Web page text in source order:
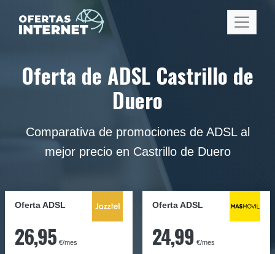
Oferta de ADSL Castrillo de
Duero
Comparativa de promociones de ADSL al
mejor precio en Castrillo de Duero
Oferta ADSL
26,95 €/mes
Oferta ADSL
24,99 €/mes